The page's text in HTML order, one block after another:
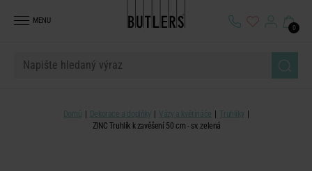
MENU
0
Domů Dekorace a doplňky Vázy a květináče
Truhlíky
ZINC Truhlík k zavěšení 50 cm - sv. zelená